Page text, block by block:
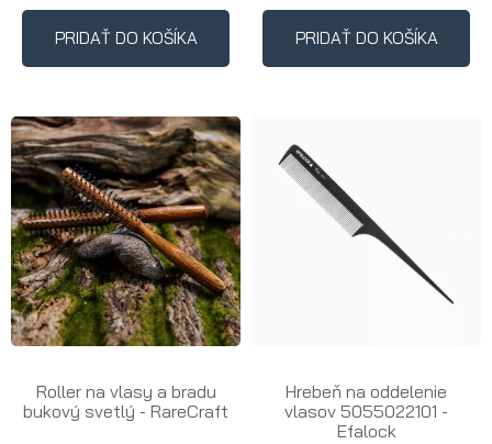
PRIDAŤ DO KOŠÍKA PRIDAŤ DO KOŠÍKA
Roller na vlasy a bradu
bukový svetlý - RareCraft
Hrebeň na oddelenie
vlasov 5055022101 -
Efalock